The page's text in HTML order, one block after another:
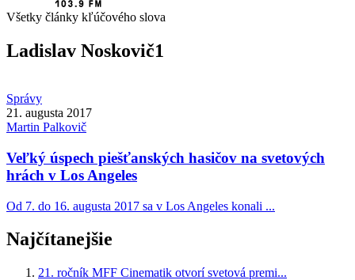
Všetky články kľúčového slova
Ladislav Noskovič1
Správy
21. augusta 2017
Martin Palkovič
Veľký úspech piešťanských hasičov na svetových
hrách v Los Angeles
Od 7. do 16. augusta 2017 sa v Los Angeles konali ...
Najčítanejšie
21. ročník MFF Cinematik otvorí svetová premi...